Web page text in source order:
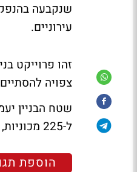
עירוניים.
זהו פרוייקט
צפויה להסתיים
ל-225 מכוניות, וכ-700 מ"ר של שטחים מסחריים בקומת הקרקע.
הוספת